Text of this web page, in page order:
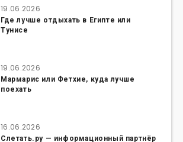
19.06.2026
Где лучше отдыхать в Египте или
Тунисе
19.06.2026
Мармарис или Фетхие, куда лучше
поехать
16.06.2026
Слетать.ру — информационный партнёр